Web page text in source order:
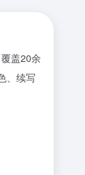
盖20余
、续写